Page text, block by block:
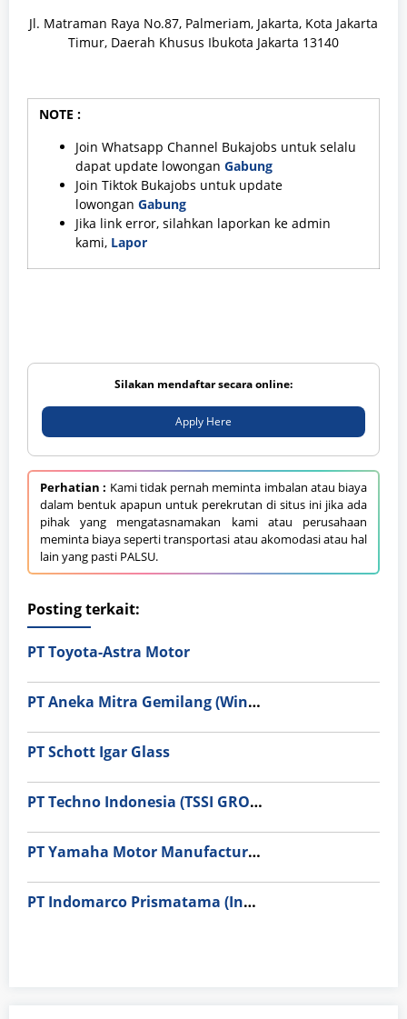
Jl. Matraman Raya No.87, Palmeriam, Jakarta, Kota Jakarta
Timur, Daerah Khusus Ibukota Jakarta 13140
NOTE :
Join Whatsapp Channel Bukajobs untuk selalu
dapat update lowongan Gabung
Join Tiktok Bukajobs untuk update
lowongan Gabung
Jika link error, silahkan laporkan ke admin
kami, Lapor
Silakan mendaftar secara online:
Apply Here
Perhatian : Kami tidak pernah meminta imbalan atau biaya
dalam bentuk apapun untuk perekrutan di situs ini jika ada
pihak yang mengatasnamakan kami atau perusahaan
meminta biaya seperti transportasi atau akomodasi atau hal
lain yang pasti PALSU.
Posting terkait:
PT Toyota-Astra Motor
PT Aneka Mitra Gemilang (Wings Group)
PT Schott Igar Glass
PT Techno Indonesia (TSSI GROUP)
PT Yamaha Motor Manufacturing
PT Indomarco Prismatama (Indomaret Group)